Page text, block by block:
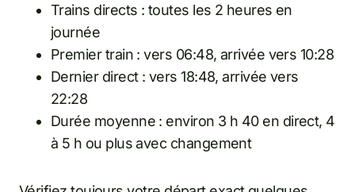
Trains directs : toutes les 2 heures en
journée
Premier train : vers 06:48, arrivée vers 10:28
Dernier direct : vers 18:48, arrivée vers
22:28
Durée moyenne : environ 3 h 40 en direct, 4
à 5 h ou plus avec changement